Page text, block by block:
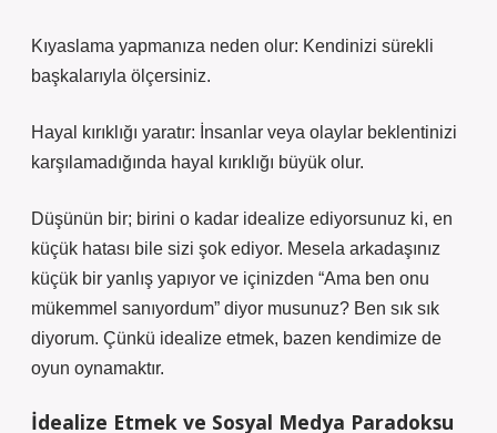
Kıyaslama yapmanıza neden olur: Kendinizi sürekli
başkalarıyla ölçersiniz.
Hayal kırıklığı yaratır: İnsanlar veya olaylar beklentinizi
karşılamadığında hayal kırıklığı büyük olur.
Düşünün bir; birini o kadar idealize ediyorsunuz ki, en
küçük hatası bile sizi şok ediyor. Mesela arkadaşınız
küçük bir yanlış yapıyor ve içinizden “Ama ben onu
mükemmel sanıyordum” diyor musunuz? Ben sık sık
diyorum. Çünkü idealize etmek, bazen kendimize de
oyun oynamaktır.
İdealize Etmek ve Sosyal Medya Paradoksu